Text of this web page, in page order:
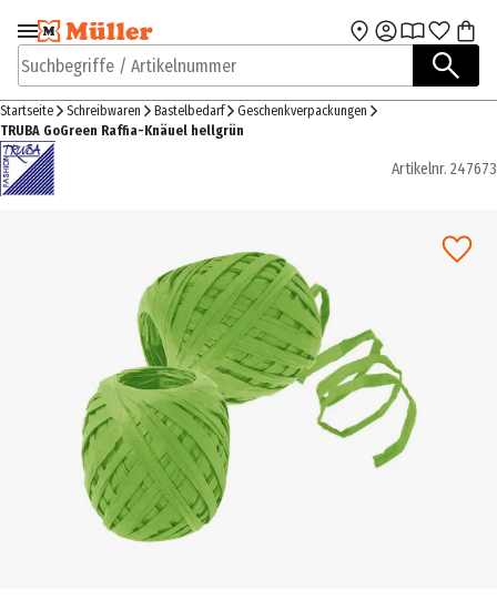
Zur Navigation
springen
Zum Hauptinhalt
Suchbegriffe / Artikelnummer
Startseite Schreibwaren Bastelbedarf
Geschenkverpackungen
TRUBA GoGreen Raffia-Knäuel hellgrün
Artikelnr. 247673